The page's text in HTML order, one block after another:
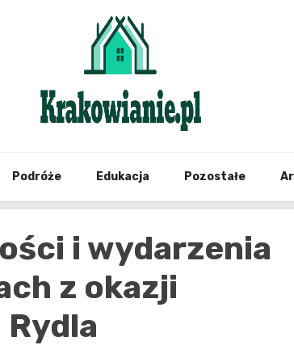
Podróże Edukacja Pozostałe
i wydarzenia
z okazji